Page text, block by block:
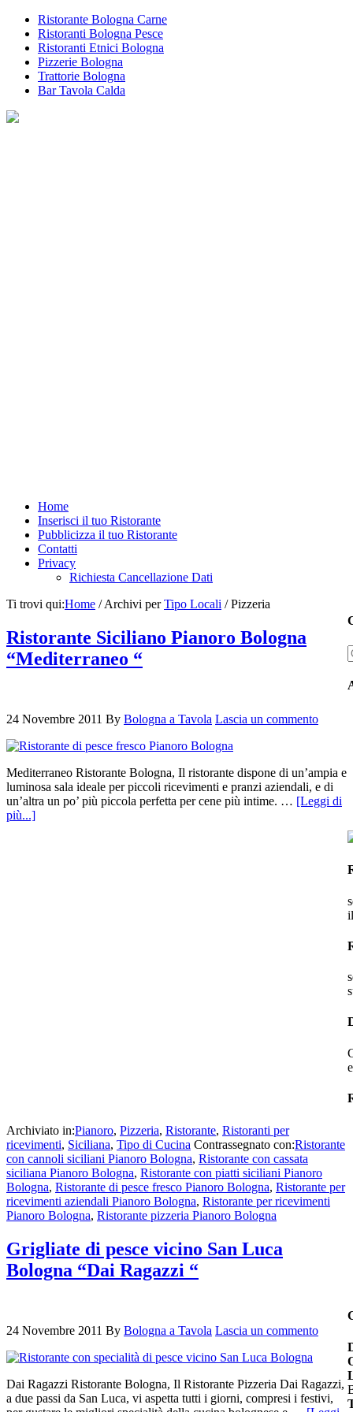
Ristorante Bologna Carne
Ristoranti Bologna Pesce
Ristoranti Etnici Bologna
Pizzerie Bologna
Trattorie Bologna
Bar Tavola Calda
Home
Inserisci il tuo Ristorante
Pubblicizza il tuo Ristorante
Contatti
Privacy
Richiesta Cancellazione Dati
Ti trovi qui:Home /Archivi perTipo Locali /Pizzeria
Ristorante Siciliano Pianoro Bologna
“Mediterraneo “
24 Novembre 2011 By Bologna a Tavola Lascia un commento
Mediterraneo Ristorante Bologna, Il ristorante dispone di un’ampia e
luminosa sala ideale per piccoli ricevimenti e pranzi aziendali, e di
un’altra un po’ più piccola perfetta per cene più intime. … [Leggi di
più...]
Archiviato in:Pianoro, Pizzeria, Ristorante, Ristoranti per
ricevimenti, Siciliana, Tipo di Cucina Contrassegnato con:Ristorante
con cannoli siciliani Pianoro Bologna, Ristorante con cassata
siciliana Pianoro Bologna, Ristorante con piatti siciliani Pianoro
Bologna, Ristorante di pesce fresco Pianoro Bologna, Ristorante per
ricevimenti aziendali Pianoro Bologna, Ristorante per ricevimenti
Pianoro Bologna, Ristorante pizzeria Pianoro Bologna
Grigliate di pesce vicino San Luca
Bologna “Dai Ragazzi “
24 Novembre 2011 By Bologna a Tavola Lascia un commento
Dai Ragazzi Ristorante Bologna, Il Ristorante Pizzeria Dai Ragazzi,
a due passi da San Luca, vi aspetta tutti i giorni, compresi i festivi,